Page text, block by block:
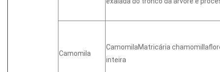
Camomila
CamomilaMatricária
inteira